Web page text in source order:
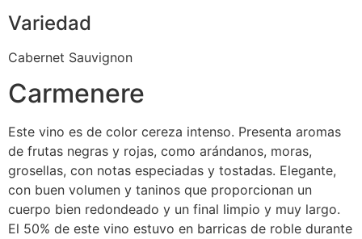
Variedad
Cabernet Sauvignon
Carmenere​
Este vino es de color cereza intenso. Presenta aromas
de frutas negras y rojas, como arándanos, moras,
grosellas, con notas especiadas y tostadas. Elegante,
con buen volumen y taninos que proporcionan un
cuerpo bien redondeado y un final limpio y muy largo.
El 50% de este vino estuvo en barricas de roble durante